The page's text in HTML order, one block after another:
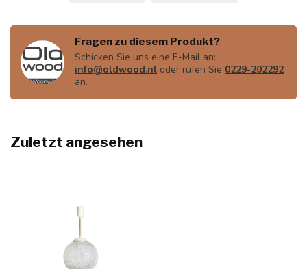
Fragen zu diesem Produkt?
Schicken Sie uns eine E-Mail an:
info@oldwood.nl oder rufen Sie 0229-202292
an.
Zuletzt angesehen